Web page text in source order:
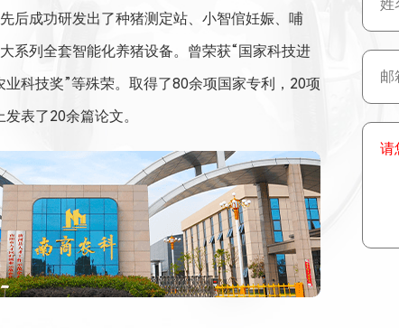
后成功研发出了种猪测定站、小智倌妊娠、哺
系列全套智能化养猪设备。曾荣获“国家科技进
业科技奖”等殊荣。取得了80余项国家专利，20项
表了20余篇论文。
姓
邮
请